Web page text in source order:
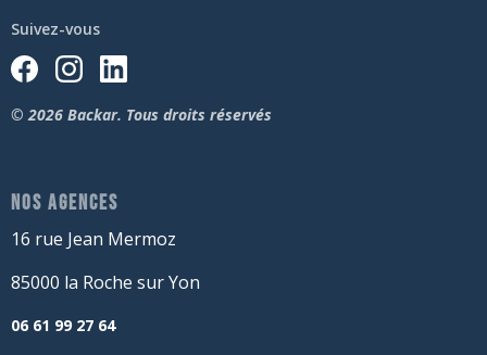
Suivez-vous
© 2026 Backar. Tous droits réservés
NOS AGENCES
16 rue Jean Mermoz
85000 la Roche sur Yon
06 61 99 27 64